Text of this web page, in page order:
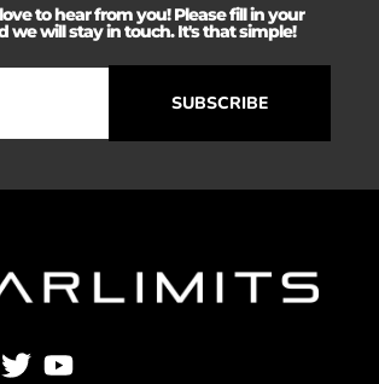
to hear from you! Please fill in your
we will stay in touch. It's that simple!
SUBSCRIBE